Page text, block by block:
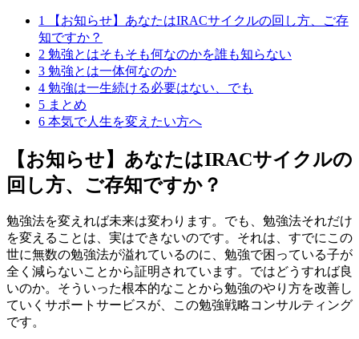
1
【お知らせ】あなたはIRACサイクルの回し方、ご存
知ですか？
2 勉強とはそもそも何なのかを誰も知らない
3 勉強とは一体何なのか
4 勉強は一生続ける必要はない、でも
5 まとめ
6 本気で人生を変えたい方へ
【お知らせ】あなたはIRACサイクルの
回し方、ご存知ですか？
勉強法を変えれば未来は変わります。でも、勉強法それだけ
を変えることは、実はできないのです。それは、すでにこの
世に無数の勉強法が溢れているのに、勉強で困っている子が
全く減らないことから証明されています。ではどうすれば良
いのか。そういった根本的なことから勉強のやり方を改善し
ていくサポートサービスが、この勉強戦略コンサルティング
です。